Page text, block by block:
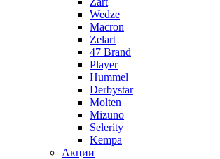
Wedze
Macron
Zelart
47 Brand
Player
Hummel
Derbystar
Molten
Mizuno
Selerity
Kempa
Акции